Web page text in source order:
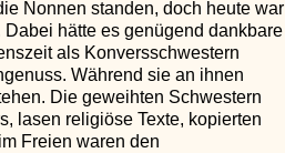
Nonnen standen, doch heute war
hätte es genügend dankbare
als Konversschwestern
Während sie an ihnen
Die geweihten Schwestern
lasen religiöse Texte, kopierten
Freien waren den